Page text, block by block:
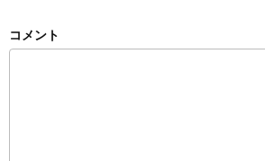
コメント